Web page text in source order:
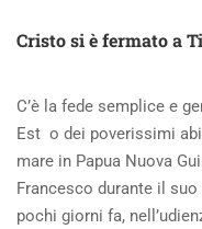
CREDERE
Cristo si è fermato a
C’è la fede semplice e
Est o dei poverissimi
mare in Papua Nuova
Francesco durante il
pochi giorni fa,